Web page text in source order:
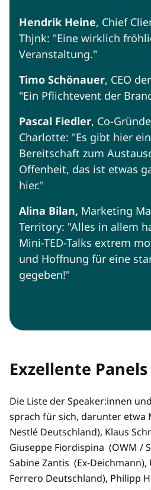
Hendrik Heine, Chief
Thjnk: "Eine wirklich
Veranstaltung."
Timo Schönauer, CEO
"Ein Pflichtevent der
Pascal Fiedler, Co-
Charlotte: "Es gibt hier
Bereitschaft zum
Offenheit, das ist etwas
hier."
Alina Bilan, Marketing
Territory: "Alles in allem
Mini-TED-Talks extrem
und Hoffnung für eine
gegeben!"
Exzellente Panels
Die Liste der Speaker:innen
sprach für sich, darunter etwa
Nestlé Deutschland), Klaus
Giuseppe Fiordispina (OWM /
Sabine Zantis (Ex-
Ferrero Deutschland), Philipp